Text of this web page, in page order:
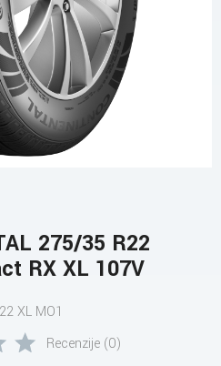
275/35 R22
RX XL 107V
XL MO1
Recenzije (0)